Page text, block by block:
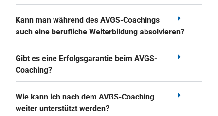
Kann man während des AVGS-Coachings
auch eine berufliche Weiterbildung absolvieren?
Gibt es eine Erfolgsgarantie beim AVGS-
Coaching?
Wie kann ich nach dem AVGS-Coaching
weiter unterstützt werden?